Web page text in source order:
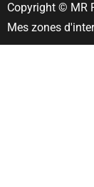
Copyright © MR
Mes zones